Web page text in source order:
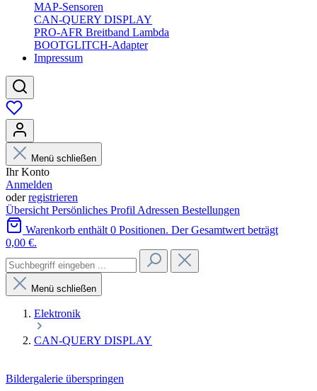
MAP-Sensoren
CAN-QUERY DISPLAY
PRO-AFR Breitband Lambda
BOOTGLITCH-Adapter
Impressum
Menü schließen
Ihr Konto
Anmelden
oderregistrieren
Übersicht Persönliches Profil Adressen Bestellungen
Warenkorb enthält 0 Positionen. Der Gesamtwert beträgt
0,00 €.
Menü schließen
Elektronik
CAN-QUERY DISPLAY
Bildergalerie überspringen